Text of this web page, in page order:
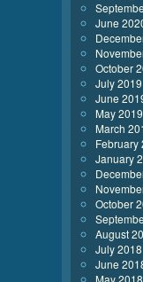
June
October
July 2019
June
May 2019
March
February
January
October
August
July 2018
June
May 2018